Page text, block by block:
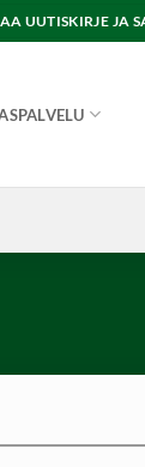
UUTISKIRJE JA